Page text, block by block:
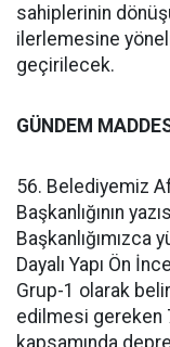
sahiplerinin
ilerlemesine
geçirilecek.
GÜNDEM
56. Belediyemiz
Başkanlığının
Dayalı Yapı Ön
Grup-1 olarak
edilmesi gereken